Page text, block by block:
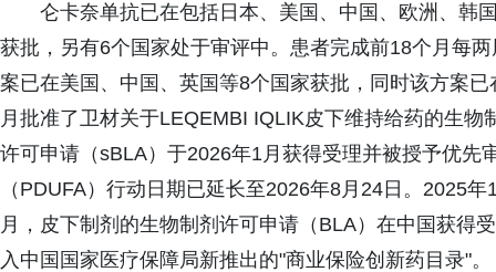
仑卡奈单抗已在包括日本、美国、中国、欧洲、韩
获批，另有6个国家处于审评中。患者完成前18个月每
案已在美国、中国、英国等8个国家获批，同时该方案
月批准了卫材关于LEQEMBI IQLIK皮下维持给药的生
许可申请（sBLA）于2026年1月获得受理并被授予优先
（PDUFA）行动日期已延长至2026年8月24日。2025
月，皮下制剂的生物制剂许可申请（BLA）在中国获得
入中国国家医疗保障局新推出的"商业保险创新药目录"。